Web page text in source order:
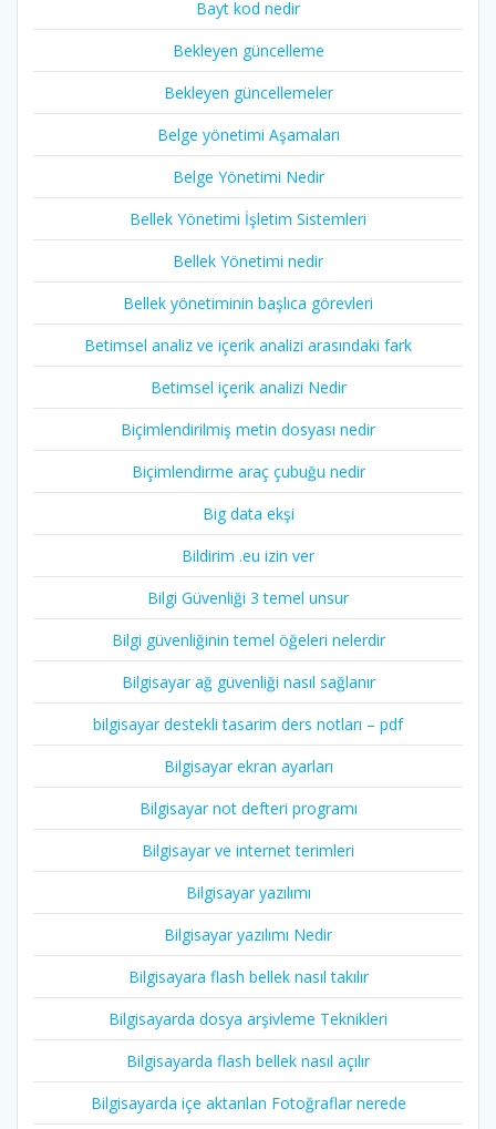
Bayt kod nedir
Bekleyen güncelleme
Bekleyen güncellemeler
Belge yönetimi Aşamaları
Belge Yönetimi Nedir
Bellek Yönetimi İşletim Sistemleri
Bellek Yönetimi nedir
Bellek yönetiminin başlıca görevleri
Betimsel analiz ve içerik analizi arasındaki fark
Betimsel içerik analizi Nedir
Biçimlendirilmiş metin dosyası nedir
Biçimlendirme araç çubuğu nedir
Big data ekşi
Bildirim .eu izin ver
Bilgi Güvenliği 3 temel unsur
Bilgi güvenliğinin temel öğeleri nelerdir
Bilgisayar ağ güvenliği nasıl sağlanır
bilgisayar destekli tasarim ders notları – pdf
Bilgisayar ekran ayarları
Bilgisayar not defteri programı
Bilgisayar ve internet terimleri
Bilgisayar yazılımı
Bilgisayar yazılımı Nedir
Bilgisayara flash bellek nasıl takılır
Bilgisayarda dosya arşivleme Teknikleri
Bilgisayarda flash bellek nasıl açılır
Bilgisayarda içe aktarılan Fotoğraflar nerede